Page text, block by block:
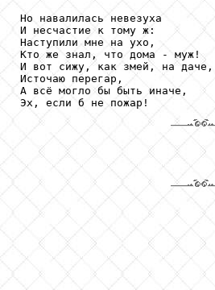
Но навалилась невезуха
И несчастие к тому ж:
Наступили мне на ухо,
Кто же знал, что дома - муж!
И вот сижу, как змей, на даче,
Источаю перегар,
А всё могло бы быть иначе,
Эх, если б не пожар!